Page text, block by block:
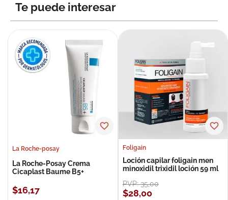
Te puede interesar
La Roche-posay
La Roche-Posay Crema
Cicaplast Baume B5+
$16,17
Foligain
Loción capilar foligain men
minoxidil trixidil loción 59 ml
PVP:35,00
$28,00